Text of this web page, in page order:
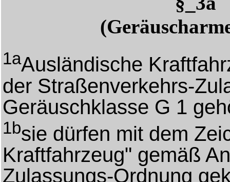
1aAusländische
der Straßenverkehrs-
Geräuschklasse G 1
1bsie dürfen mit dem
Kraftfahrzeug" gemäß
Zulassungs-Ordnung